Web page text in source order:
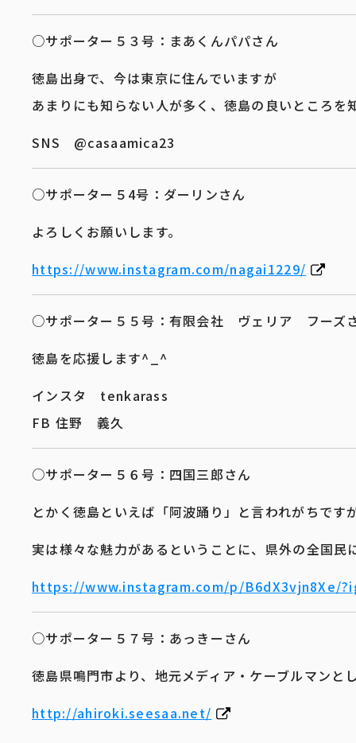
○サポーター５３号：まあくんパパさん
徳島出身で、今は東京に住んでいますが
あまりにも知らない人が多く、徳島の良いところを
SNS @casaamica23
○サポーター５4号：ダーリン​さん
よろしくお願いします。​
https://www.instagram.com/nagai1229/
○サポーター５５号：有限会社 ヴェリア フーズ
徳島を応援します^_^
インスタ tenkarass
FB 住野 義久
○サポーター５６号：四国三郎さん
とかく徳島といえば「阿波踊り」と言われがちですが
実は様々な魅力があるということに、県外の全国民
https://www.instagram.com/p/B6dX3vjn8Xe/
○サポーター５７号：あっきーさん
徳島県鳴門市より、地元メディア・ケーブルマンと
http://ahiroki.seesaa.net/